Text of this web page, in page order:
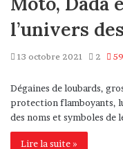
l’univers
13 octobre 2021 2
Dégaines de loubards,
protection flamboyants,
des noms et symboles de
Lire la suite »